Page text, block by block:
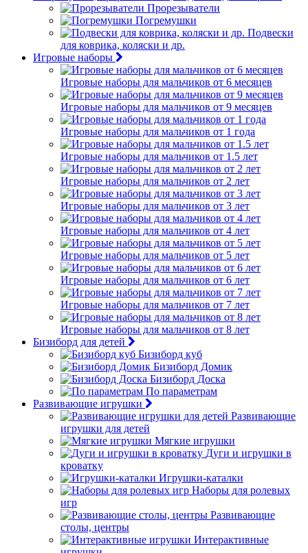
Прорезыватели
Погремушки
Подвески
для коврика, коляски и др.
Игровые наборы
Игровые наборы для мальчиков от 6 месяцев
Игровые наборы для мальчиков от 9 месяцев
Игровые наборы для мальчиков от 1 года
Игровые наборы для мальчиков от 1.5 лет
Игровые наборы для мальчиков от 2 лет
Игровые наборы для мальчиков от 3 лет
Игровые наборы для мальчиков от 4 лет
Игровые наборы для мальчиков от 5 лет
Игровые наборы для мальчиков от 6 лет
Игровые наборы для мальчиков от 7 лет
Игровые наборы для мальчиков от 8 лет
Бизиборд для детей
Бизиборд куб
Бизиборд Домик
Бизиборд Доска
По параметрам
Развивающие игрушки
Развивающие
игрушки для детей
Мягкие игрушки
Дуги и игрушки в
кроватку
Игрушки-каталки
Наборы для ролевых
игр
Развивающие
столы, центры
Интерактивные